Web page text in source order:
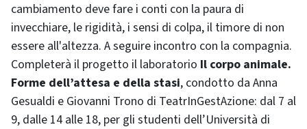
cambiamento deve fare i conti con la paura di
invecchiare, le rigidità, i sensi di colpa, il timore di non
essere all'altezza. A seguire incontro con la compagnia.
Completerà il progetto il laboratorio Il corpo animale.
Forme dell’attesa e della stasi, condotto da Anna
Gesualdi e Giovanni Trono di TeatrInGestAzione: dal 7 al
9, dalle 14 alle 18, per gli studenti dell’Università di